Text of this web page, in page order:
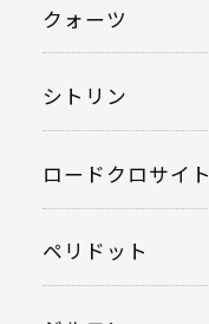
クォーツ
シトリン
ロードクロサイト
ペリドット